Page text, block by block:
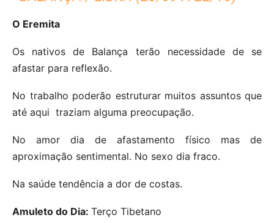
O Eremita
Os nativos de Balança terão necessidade de se
afastar para reflexão.
No trabalho poderão estruturar muitos assuntos que
até aqui traziam alguma preocupação.
No amor dia de afastamento físico mas de
aproximação sentimental. No sexo dia fraco.
Na saúde tendência a dor de costas.
Amuleto do Dia: Terço Tibetano